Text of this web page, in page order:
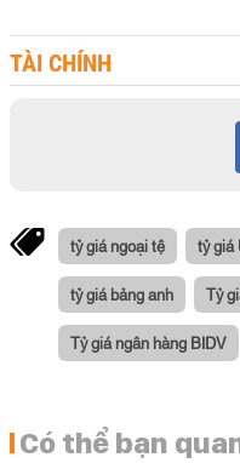
TÀI CHÍNH
tỷ giá ngoại tệ tỷ giá
tỷ giá bảng anh Tỷ
Tỷ giá ngân hàng BIDV
Có thể bạn